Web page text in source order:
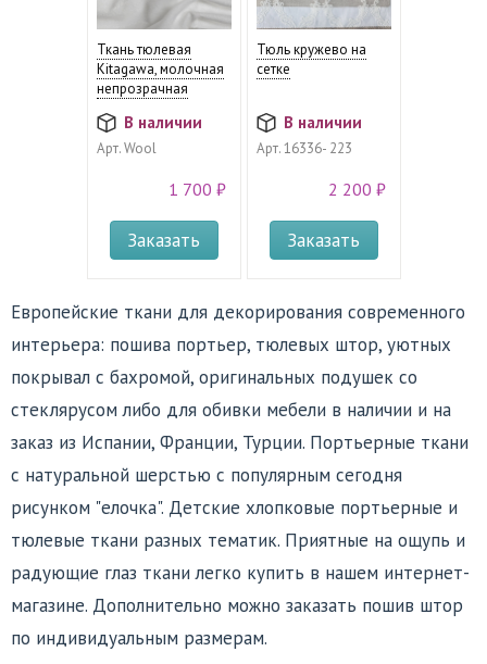
Ткань тюлевая
Kitagawa, молочная
непрозрачная
В наличии
Арт.Wool
1 700 ₽
Заказать
Тюль кружево на
сетке
В наличии
Арт.16336- 223
2 200 ₽
Заказать
Европейские ткани для декорирования современного
интерьера: пошива портьер, тюлевых штор, уютных
покрывал с бахромой, оригинальных подушек со
стеклярусом либо для обивки мебели в наличии и на
заказ из Испании, Франции, Турции. Портьерные ткани
с натуральной шерстью с популярным сегодня
рисунком "елочка". Детские хлопковые портьерные и
тюлевые ткани разных тематик. Приятные на ощупь и
радующие глаз ткани легко купить в нашем интернет-
магазине. Дополнительно можно заказать пошив штор
по индивидуальным размерам.